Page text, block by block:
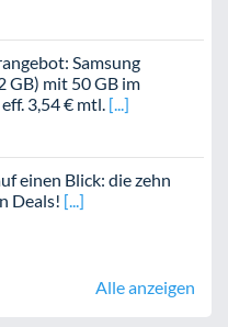
Samsung
GB) mit 50 GB im
3,54 € mtl.
einen Blick: die zehn
Deals!
Alle anzeigen